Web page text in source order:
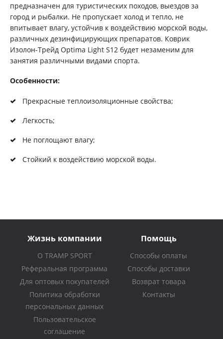
предназначен для туристических походов, выездов за
город и рыбалки. Не пропускает холод и тепло, не
впитывает влагу, устойчив к воздействию морской воды,
различных дезинфицирующих препаратов. Коврик
Изолон-Трейд Optima Light S12 будет незаменим для
занятия различными видами спорта.
Особенности:
Прекрасные теплоизоляционные свойства;
Легкость;
Не поглощают влагу;
Стойкий к воздействию морской воды.
Жизнь компании
О TRAMP SPORT
Реферальная программа
Для оптовых покупателей
Политика обработки
персональных данных
Пользовательское
соглашение
Помощь
Способы оплаты
Способы доставки
Возврат товара
Контакты